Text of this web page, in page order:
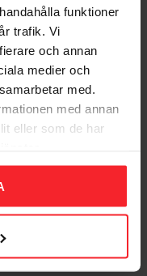
funktioner
trafik. Vi
och annan
medier och
med.
med annan
eller som de har